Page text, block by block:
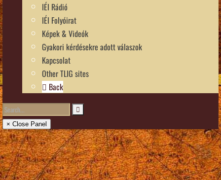
IÉI Rádió
IÉI Folyóirat
Képek & Videók
Gyakori kérdésekre adott válaszok
Kapcsolat
Other TLIG sites
Back
× Close Panel